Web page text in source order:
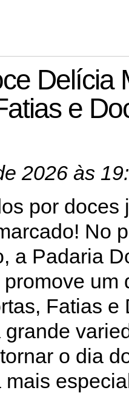
Delícia
e
2026 às
por doces
No
a Padaria
um
Fatias e
o dia